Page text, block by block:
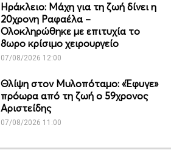
Ηράκλειο: Μάχη για τη ζωή δίνει η
20χρονη Ραφαέλα –
Ολοκληρώθηκε με επιτυχία το
8ωρο κρίσιμο χειρουργείο
07/08/2026 12:00
Θλίψη στον Μυλοπόταμο: «Έφυγε»
πρόωρα από τη ζωή ο 59χρονος
Αριστείδης
07/08/2026 11:00